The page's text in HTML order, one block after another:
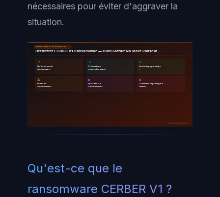
nécessaires pour éviter d'aggraver la
situation.
DÉCHIFFREMENT RANSOMWARE
Déchiffrer CERBER V1 Ransomware — Outil Gratuit No More Ransom
📌
Qu'est-ce que le
ransomware…
🔹
Précautions
essentielles avant…
🔸
Guide étape par étape
🔺
Outils de
déchiffrement…
▶
Que faire si le
déchiffrement…
◆
Comment se protéger à
l'avenir…
ayinedjimi-consultants.fr
Qu'est-ce que le
ransomware CERBER V1 ?